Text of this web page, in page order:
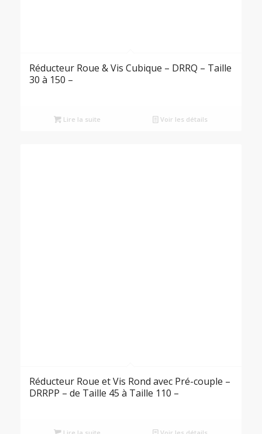
Réducteur Roue & Vis Cubique – DRRQ – Taille
30 à 150 –
Lire la suite Voir les détails
Réducteur Roue et Vis Rond avec Pré-couple –
DRRPP – de Taille 45 à Taille 110 –